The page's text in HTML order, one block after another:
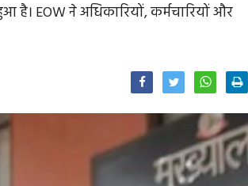
है। EOW ने अधिकारियों, कर्मचारियों और